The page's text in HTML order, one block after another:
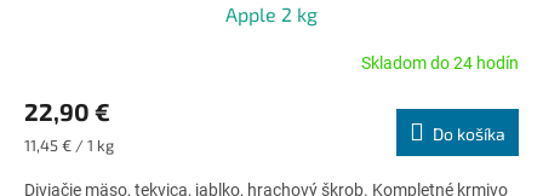
Apple 2 kg
produktu
4,5
z
Skladom do 24 hodín
22,90 €
Jednotková
11,45 € / 1 kg
Do košíka
Diviačie mäso, tekvica, jablko, hrachový škrob. Kompletné krmivo